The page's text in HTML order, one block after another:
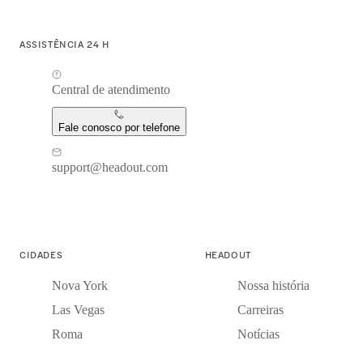
ASSISTÊNCIA 24 H
Central de atendimento
Fale conosco por telefone
support@headout.com
CIDADES
Nova York
Las Vegas
Roma
HEADOUT
Nossa história
Carreiras
Notícias